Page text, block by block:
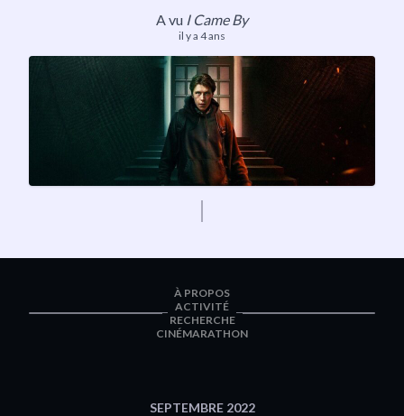
A vu I Came By
il y a 4 ans
À PROPOS
ACTIVITÉ
RECHERCHE
CINÉMARATHON
SEPTEMBRE 2022